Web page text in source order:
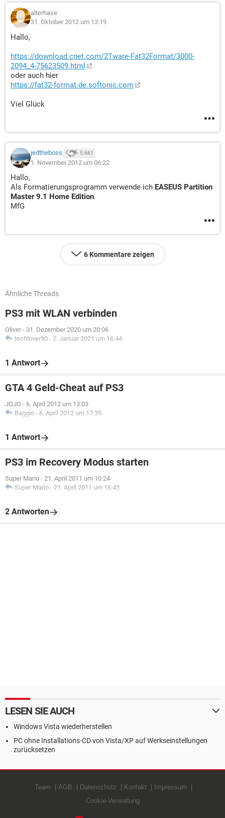
alterhase
31. Oktober 2012 um 13:19
Hallo,
https://download.cnet.com/2Tware-Fat32Format/3000-
2094_4-75623509.html
oder auch hier
https://fat32-format.de.softonic.com
Viel Glück
jedtheboss 5.661
1. November 2012 um 06:22
Hallo,
Als Formatierungsprogramm verwende ich EASEUS Partition
Master 9.1 Home Edition.
MfG
6 Kommentare zeigen
Ähnliche Threads
PS3 mit WLAN verbinden
Oliver - 31. Dezember 2020 um 20:06
techlover90 - 2. Januar 2021 um 16:44
1 Antwort
GTA 4 Geld-Cheat auf PS3
JOJO - 6. April 2012 um 13:03
Baggio - 6. April 2012 um 17:35
1 Antwort
PS3 im Recovery Modus starten
Super Mario - 21. April 2011 um 10:24
Super Mario - 21. April 2011 um 16:43
2 Antworten
LESEN SIE AUCH
Windows Vista wiederherstellen
PC ohne Installations-CD von Vista/XP auf Werkseinstellungen
zurücksetzen
Team AGB Datenschutz Kontakt
Impressum
Cookie-Verwaltung